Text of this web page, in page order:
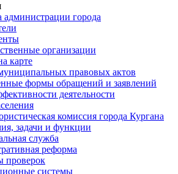
администрации города
организации
карте
правовых актов
формы обращений и заявлений
деятельности
комиссия города Кургана
задачи и функции
служба
реформа
проверок
системы